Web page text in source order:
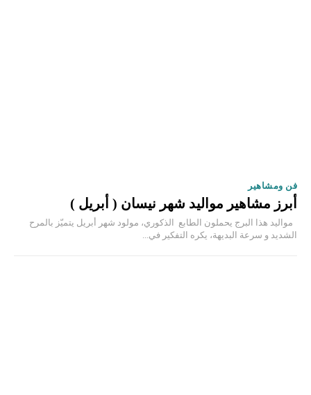
فن ومشاهير
أبرز مشاهير مواليد شهر نيسان ( أبريل )
مواليد هذا البرج يحملون الطابع الذكوري، مولود شهر أبريل يتميّز بالمرح
الشديد و سرعة البديهة، يكره التفكير في...